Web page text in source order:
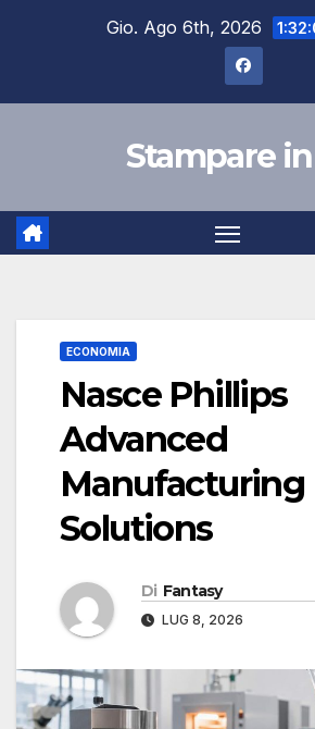
Gio. Ago 6th, 2026
Stampare
ECONOMIA
Nasce Phillips
Advanced
Manufacturing
Solutions
Di Fantasy
LUG 8, 2026